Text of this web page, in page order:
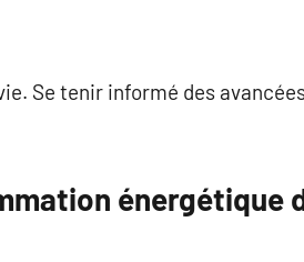
Se tenir informé des
énergétique